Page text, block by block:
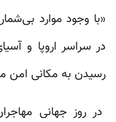
«با وجود موارد
در سراسر اروپا و
رسیدن به مکانی امن
در روز جهانی